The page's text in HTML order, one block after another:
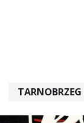
TARNOBRZEG